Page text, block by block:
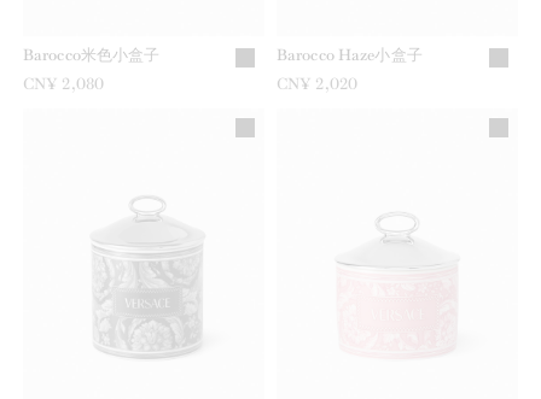
Barocco米色小盒子
CN¥ 2,080
Barocco Haze小盒子
CN¥ 2,020